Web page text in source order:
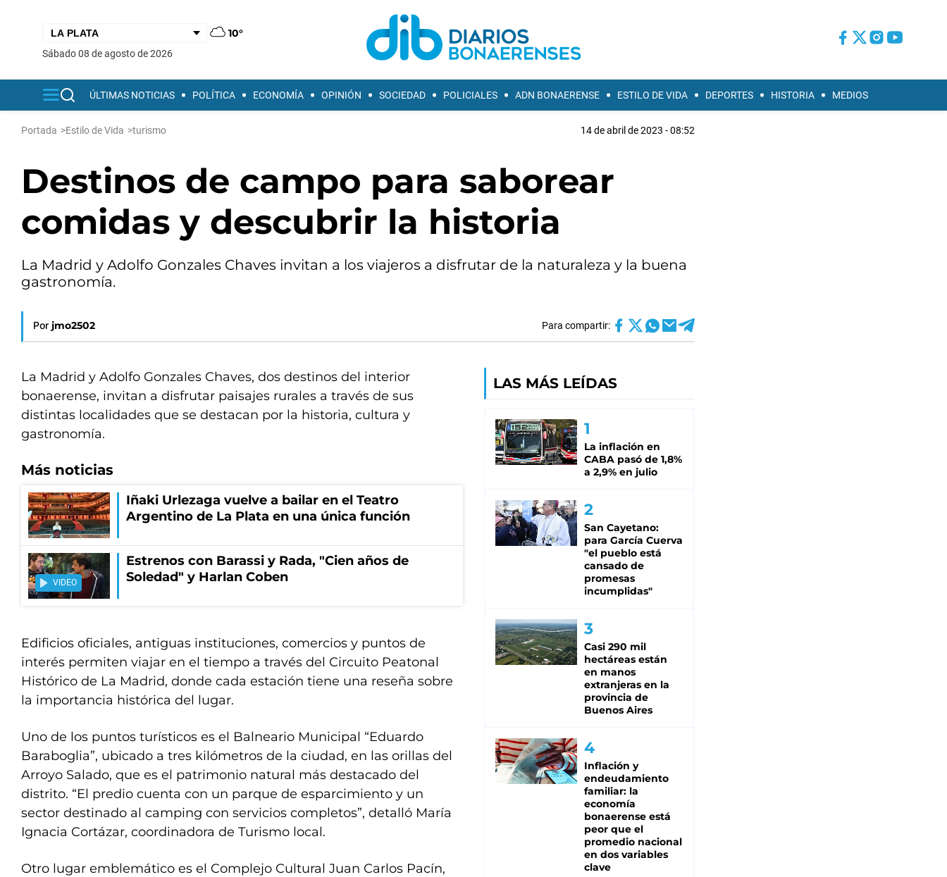
10°
sábado 08 de agosto de 2026
ÚLTIMAS NOTICIAS POLÍTICA ECONOMÍA OPINIÓN SOCIEDAD POLICIALES ADN BONAERENSE ESTILO DE VIDA DEPORTES HISTORIA MEDIOS
Portada >Estilo de Vida >turismo 14 de abril de 2023 - 08:52
Destinos de campo para saborear
comidas y descubrir la historia
La Madrid y Adolfo Gonzales Chaves invitan a los viajeros a disfrutar de la naturaleza y la buena
gastronomía.
Por jmo2502 Para compartir:
La Madrid y Adolfo Gonzales Chaves, dos destinos del interior
bonaerense, invitan a disfrutar paisajes rurales a través de sus
distintas localidades que se destacan por la historia, cultura y
gastronomía.
Más noticias
Iñaki Urlezaga vuelve a bailar en el Teatro
Argentino de La Plata en una única función
VIDEO
Estrenos con Barassi y Rada, "Cien años de
Soledad" y Harlan Coben
Edificios oficiales, antiguas instituciones, comercios y puntos de
interés permiten viajar en el tiempo a través del Circuito Peatonal
Histórico de La Madrid, donde cada estación tiene una reseña sobre
la importancia histórica del lugar.
Uno de los puntos turísticos es el Balneario Municipal “Eduardo
Baraboglia”, ubicado a tres kilómetros de la ciudad, en las orillas del
Arroyo Salado, que es el patrimonio natural más destacado del
distrito. “El predio cuenta con un parque de esparcimiento y un
sector destinado al camping con servicios completos”, detalló María
Ignacia Cortázar, coordinadora de Turismo local.
Otro lugar emblemático es el Complejo Cultural Juan Carlos Pacín,
LAS MÁS LEÍDAS
La inflación en
CABA pasó de 1,8%
a 2,9% en julio
San Cayetano:
para García Cuerva
"el pueblo está
cansado de
promesas
incumplidas"
Casi 290 mil
hectáreas están
en manos
extranjeras en la
provincia de
Buenos Aires
Inflación y
endeudamiento
familiar: la
economía
bonaerense está
peor que el
promedio nacional
en dos variables
clave